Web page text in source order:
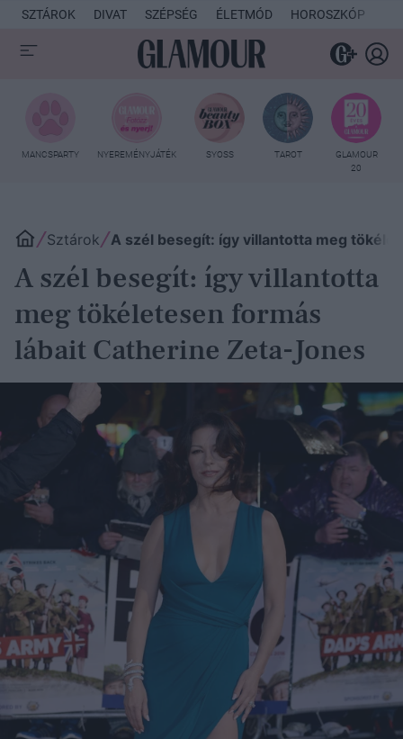
SZTÁROK DIVAT SZÉPSÉG ÉLETMÓD HOROSZKÓP
MANCSPARTY NYEREMÉNYJÁTÉK SYOSS TAROT
GLAMOUR
20
Sztárok A szél besegít: így villantotta meg
A szél besegít: így villantotta
meg tökéletesen formás
lábait Catherine Zeta-Jones